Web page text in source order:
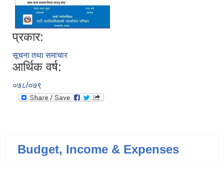
प्रकार:
सूचना तथा समाचार
आर्थिक वर्ष:
०७८/०७९
Budget, Income & Expenses